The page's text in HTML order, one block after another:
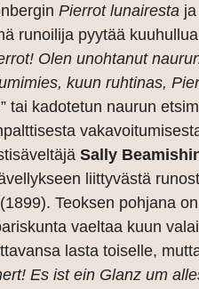
Pierrot lunairesta
runoilija pyytää
Olen unohtanut
kuun ruhtinas,
tai kadotetun naurun
Sally
liittyvästä
(1899). Teoksen pohjana on
vaeltaa kuun
lasta toiselle,
Es ist ein Glanz um